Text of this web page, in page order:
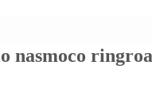
nasmoco